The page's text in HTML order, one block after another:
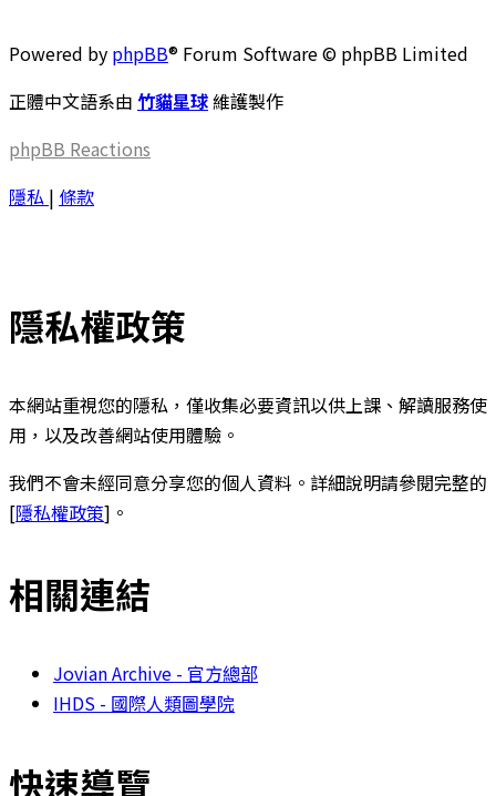
Powered by phpBB® Forum Software © phpBB Limited
正體中文語系由 竹貓星球維護製作
phpBB Reactions
隱私 | 條款
隱私權政策
本網站重視您的隱私，僅收集必要資訊以供上課、解讀服務使
用，以及改善網站使用體驗。
我們不會未經同意分享您的個人資料。詳細說明請參閱完整的
[隱私權政策]。
相關連結
Jovian Archive - 官方總部
IHDS - 國際人類圖學院
快速導覽